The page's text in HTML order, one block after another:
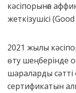
кәсіпорынға
жеткізушісі
2021 жылы
өту шеңберінде
шараларды
сертификатын